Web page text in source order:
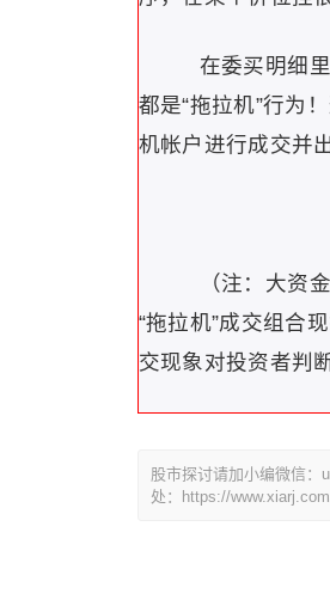
在委买明细
都是“拖拉机”行为
机帐户进行成交并
（注：大资
“拖拉机”成交组合
交现象对投资者判
股市探讨请加小编微信：
处：https://